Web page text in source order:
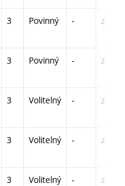
3 Povinný - zk
3 Povinný - zá,zk
3 Volitelný - zá,zk
3 Volitelný - zá,zk
3 Volitelný - zá,zk